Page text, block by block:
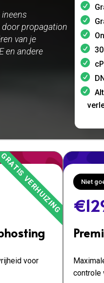
propagation
van je
en andere
voor
Niet
controle